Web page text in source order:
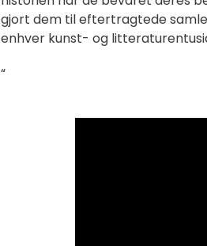
gjort dem til eftertragtede
enhver kunst- og
“